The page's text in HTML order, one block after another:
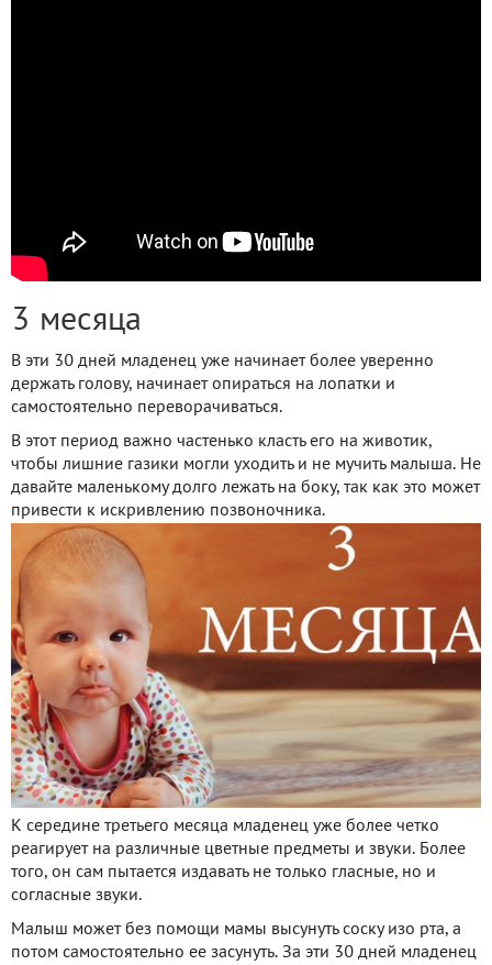
3 месяца
В эти 30 дней младенец уже начинает более уверенно
держать голову, начинает опираться на лопатки и
самостоятельно переворачиваться.
В этот период важно частенько класть его на животик,
чтобы лишние газики могли уходить и не мучить малыша. Не
давайте маленькому долго лежать на боку, так как это может
привести к искривлению позвоночника.
К середине третьего месяца младенец уже более четко
реагирует на различные цветные предметы и звуки. Более
того, он сам пытается издавать не только гласные, но и
согласные звуки.
Малыш может без помощи мамы высунуть соску изо рта, а
потом самостоятельно ее засунуть. За эти 30 дней младенец